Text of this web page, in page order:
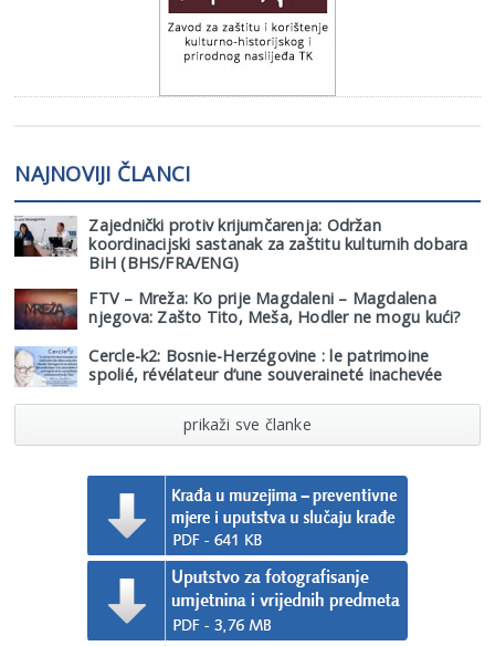
NAJNOVIJI ČLANCI
Zajednički protiv krijumčarenja: Održan
koordinacijski sastanak za zaštitu kulturnih dobara
BiH (BHS/FRA/ENG)
FTV – Mreža: Ko prije Magdaleni – Magdalena
njegova: Zašto Tito, Meša, Hodler ne mogu kući?
Cercle-k2: Bosnie-Herzégovine : le patrimoine
spolié, révélateur d’une souveraineté inachevée
prikaži sve članke